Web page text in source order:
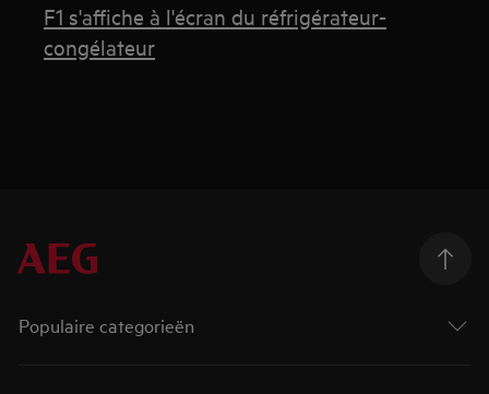
F1 s'affiche à l'écran du réfrigérateur-
congélateur
Populaire categorieën